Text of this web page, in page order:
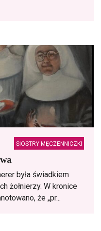
SIOSTRY MĘCZENNICZKI
była świadkiem
żołnierzy. W kronice
że „pr...